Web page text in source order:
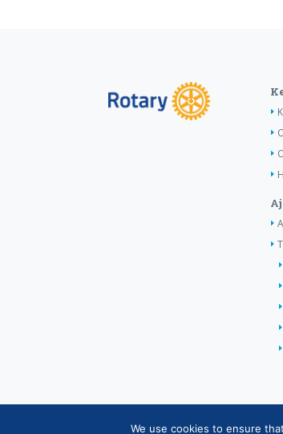
Copyright © Suomen
We use cookies to ensure